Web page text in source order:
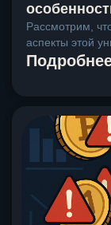
Рассмотрим,
аспекты этой